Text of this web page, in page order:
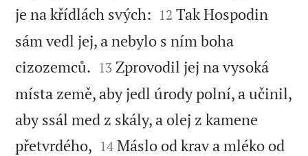
je na křídlách svých: 

12 Tak Hospodin
sám vedl jej, a nebylo s ním boha
cizozemců. 

13 Zprovodil jej na vysoká
místa země, aby jedl úrody polní, a učinil,
aby ssál med z skály, a olej z kamene
přetvrdého, 

14 Máslo od krav a mléko od